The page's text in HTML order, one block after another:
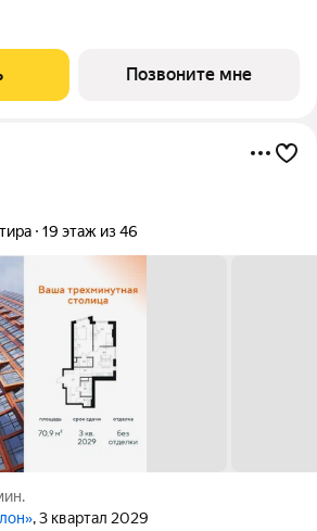
сосредоточены в
Позвоните мне
19 этаж из 46
, 3 квартал 2029